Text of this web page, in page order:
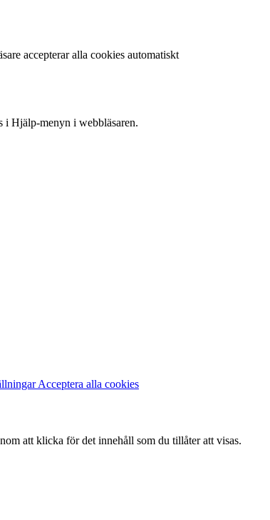
accepterar alla cookies automatiskt
i Hjälp-menyn i webbläsaren.
Acceptera alla cookies
att klicka för det innehåll som du tillåter att visas.